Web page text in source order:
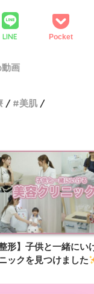
LINE Pocket
画
美肌
整形】子供と一緒にい
ックを見つけました